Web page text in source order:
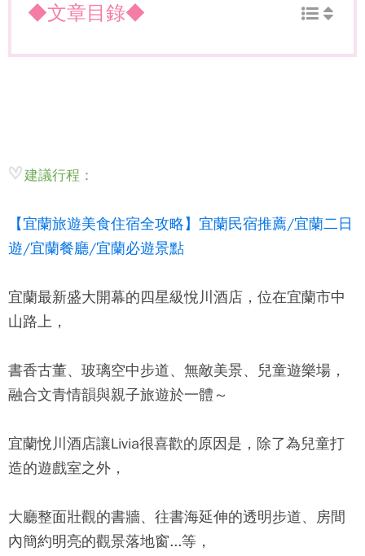
◆文章目錄◆
建議行程：
【宜蘭旅遊美食住宿全攻略】宜蘭民宿推薦/宜蘭二日
遊/宜蘭餐廳/宜蘭必遊景點
宜蘭最新盛大開幕的四星級悅川酒店 ，位在宜蘭市中
山路上，
書香古董、玻璃空中步道、無敵美景、兒童遊樂場，
融合文青情韻與親子旅遊於一體～
宜蘭悅川酒店讓Livia很喜歡的原因是，除了為兒童打
造的遊戲室之外，
大廳整面壯觀的書牆、往書海延伸的透明步道、房間
內簡約明亮的觀景落地窗...等，